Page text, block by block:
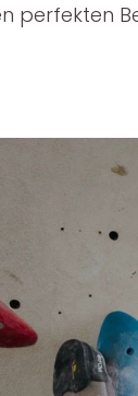
perfekten